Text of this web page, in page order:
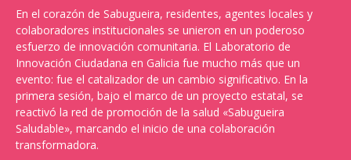
En el corazón de Sabugueira, residentes, agentes locales y
colaboradores institucionales se unieron en un poderoso
esfuerzo de innovación comunitaria. El Laboratorio de
Innovación Ciudadana en Galicia fue mucho más que un
evento: fue el catalizador de un cambio significativo. En la
primera sesión, bajo el marco de un proyecto estatal, se
reactivó la red de promoción de la salud «Sabugueira
Saludable», marcando el inicio de una colaboración
transformadora.